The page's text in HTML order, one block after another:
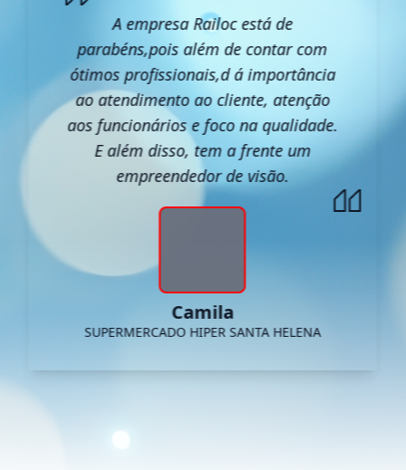
A empresa Railoc está de
parabéns,pois além de contar com
ótimos profissionais,d á importância
ao atendimento ao cliente, atenção
aos funcionários e foco na qualidade.
E além disso, tem a frente um
empreendedor de visão.
Camila
SUPERMERCADO HIPER SANTA HELENA